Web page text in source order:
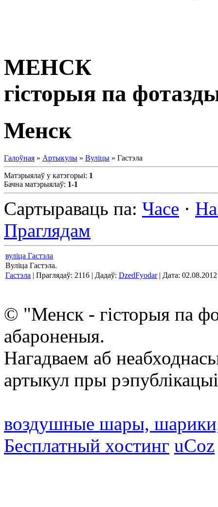
МЕНСК
гісторыя па
Менск
Галоўная » Артыкулы » Вуліцы » Гастэла
Матэрыялаў у катэгорыі: 1
Бачна матэрыялаў: 1-1
Сартыраваць па: Часе ·
Праглядам
вуліца Гастэла
Вуліца Гастэла.
Гастэла | Праглядаў: 2116 | Дадаў: DzedFyodar| Дата: 02.08.2012
© "Менск - гісторыя па
абароненыя.
Нагадваем аб
артыкул пры
воздушные шары,
Бесплатный хостинг uCoz